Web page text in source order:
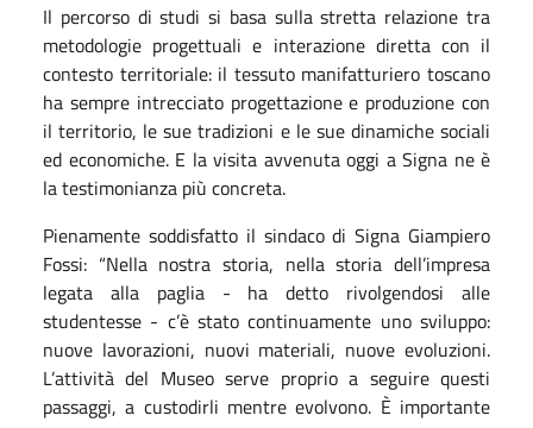
Il percorso di studi si basa sulla stretta relazione tra
metodologie progettuali e interazione diretta con il
contesto territoriale: il tessuto manifatturiero toscano
ha sempre intrecciato progettazione e produzione con
il territorio, le sue tradizioni e le sue dinamiche sociali
ed economiche. E la visita avvenuta oggi a Signa ne è
la testimonianza più concreta.
Pienamente soddisfatto il sindaco di Signa Giampiero
Fossi: “Nella nostra storia, nella storia dell’impresa
legata alla paglia - ha detto rivolgendosi alle
studentesse - c’è stato continuamente uno sviluppo:
nuove lavorazioni, nuovi materiali, nuove evoluzioni.
L’attività del Museo serve proprio a seguire questi
passaggi, a custodirli mentre evolvono. È importante